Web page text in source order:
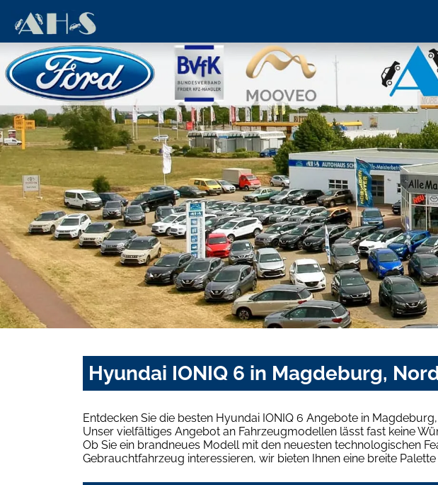
Hyundai IONIQ 6 in Magdeburg,
Entdecken Sie die besten Hyundai IONIQ 6 Angebote in
Unser vielfältiges Angebot an Fahrzeugmodellen lässt fast keine
Ob Sie ein brandneues Modell mit den neuesten technologischen
Gebrauchtfahrzeug interessieren, wir bieten Ihnen eine breite Palette